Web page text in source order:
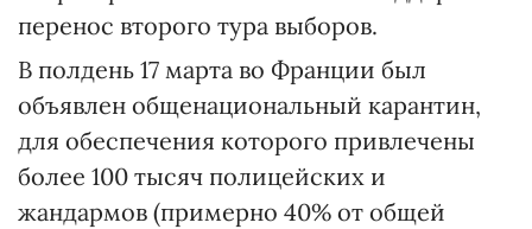
перенос второго тура выборов.
В полдень 17 марта во Франции был
объявлен общенациональный карантин,
для обеспечения которого привлечены
более 100 тысяч полицейских и
жандармов (примерно 40% от общей